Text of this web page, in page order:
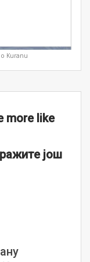
Kuranu
more like
још